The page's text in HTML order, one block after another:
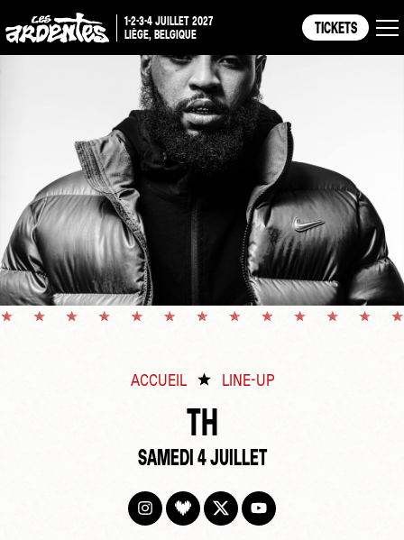
1-2-3-4 JUILLET 2027
LIÈGE, BELGIQUE
TICKETS
ACCUEIL LINE-UP
TH
SAMEDI 4 JUILLET